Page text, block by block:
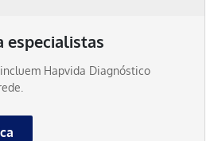
especialistas
Hapvida Diagnóstico